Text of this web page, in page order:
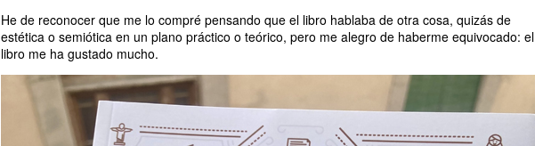
He de reconocer que me lo compré pensando que el libro hablaba de otra cosa, quizás de
estética o semiótica en un plano práctico o teórico, pero me alegro de haberme equivocado: el
libro me ha gustado mucho.